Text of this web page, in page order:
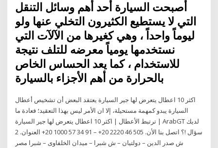
أصبحت السيارة أحد أهم وسائل التنقل
التي لا يستطيع الكثيرون التخلي عنها ولو
ليوماً واحداً ، وهي كغيرها من الآلآت التي
نستخدمها يومياً معرضه للتلف نتيجة
للاستخدام ، كما يعد الحساس الخاص
بالحرارة من أهم الأجزاء بالسيارة
اكثر 10 اعطال يتعرض لها جير السيارة يعتقد البعض أن تشخيص أعطال
السيارة يبدو كمهمة مستحيلة، إلا ان الأمر ليس بهذا التعقيد؛ فعادة ما
ترتبط الأعطال | اكثر 10 اعطال يتعرض لها جير السيارة | ArabGT لديك
سؤال !؟ اتصل بنا الأن. 505 46 2220 20+ – 91 34 57 1000 20+ العنوان. 2
ش صدر الدين – دولتيان – ش شبرا – ميدان الخلفاوى – شبرا مصر